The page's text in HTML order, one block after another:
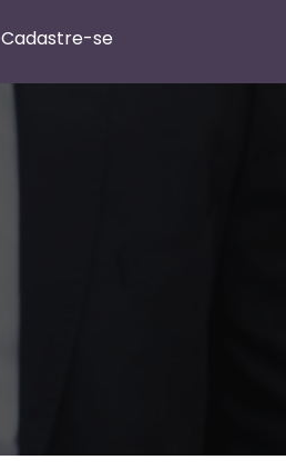
Cadastre-se